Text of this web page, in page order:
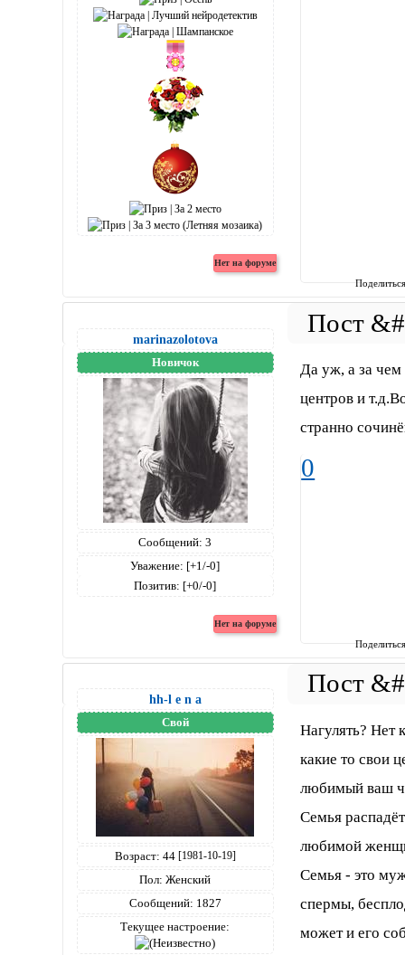
marinazolotova
Новичок
Сообщений: 3
Уважение: [+1/-0]
Позитив: [+0/-0]
Да уж, а за чем
центров и
странно
0
hh-l e n a
Свой
Возраст: 44 [1981-10-19]
Пол: Женский
Сообщений: 1827
Текущее настроение:
Нагулять? Нет
какие то свои
любимый ваш
Семья
любимой
Семья - это
спермы,
может и его